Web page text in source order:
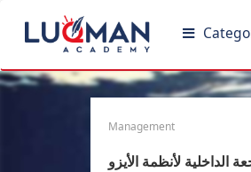
Management
الداخلية لأنظمة الأيزو